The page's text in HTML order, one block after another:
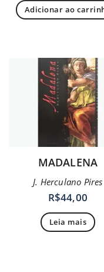
Adicionar ao
MADALENA
J. Herculano Pires
R$44,00
Leia mais